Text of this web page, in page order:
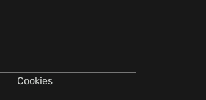
Cookies